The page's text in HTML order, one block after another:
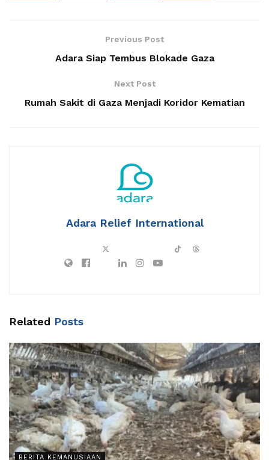
Previous Post
Adara Siap Tembus Blokade Gaza
Next Post
Rumah Sakit di Gaza Menjadi Koridor Kematian
Adara Relief International
Related Posts
BERITA KEMANUSIAAN